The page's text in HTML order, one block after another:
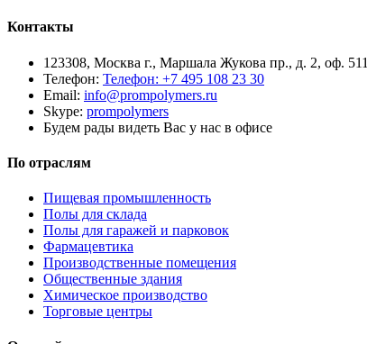
Контакты
123308, Москва г., Маршала Жукова пр., д. 2, оф. 511
Телефон: Телефон: +7 495 108 23 30
Email: info@prompolymers.ru
Skype: prompolymers
Будем рады видеть Вас у нас в офисе
По отраслям
Пищевая промышленность
Полы для склада
Полы для гаражей и парковок
Фармацевтика
Производственные помещения
Общественные здания
Химическое производство
Торговые центры